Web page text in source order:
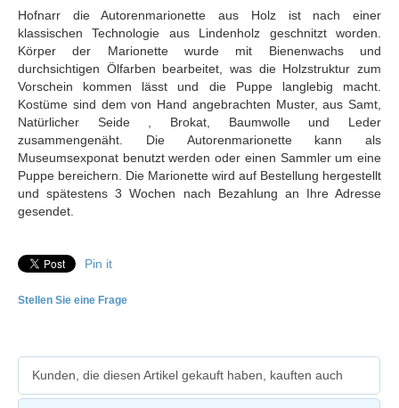
Hofnarr die Autorenmarionette aus Holz ist nach einer
klassischen Technologie aus Lindenholz geschnitzt worden.
Körper der Marionette wurde mit Bienenwachs und
durchsichtigen Ölfarben bearbeitet, was die Holzstruktur zum
Vorschein kommen lässt und die Puppe langlebig macht.
Kostüme sind dem von Hand angebrachten Muster, aus Samt,
Natürlicher Seide , Brokat, Baumwolle und Leder
zusammengenäht. Die Autorenmarionette kann als
Museumsexponat benutzt werden oder einen Sammler um eine
Puppe bereichern. Die Marionette wird auf Bestellung hergestellt
und spätestens 3 Wochen nach Bezahlung an Ihre Adresse
gesendet.
Pin it
Stellen Sie eine Frage
Kunden, die diesen Artikel gekauft haben, kauften auch